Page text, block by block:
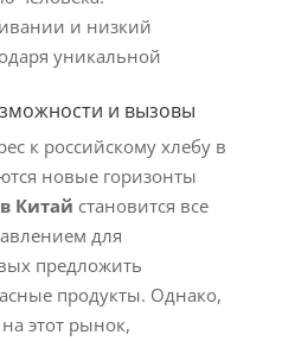
и низкий
уникальной
и вызовы
к российскому хлебу в
новые горизонты
Китай становится все
для
предложить
продукты. Однако,
этот рынок,